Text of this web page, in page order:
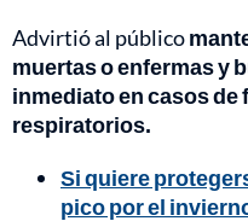
Advirtió al público
muertas o enfermas y
inmediato en casos de
respiratorios.
Si quiere
pico por el